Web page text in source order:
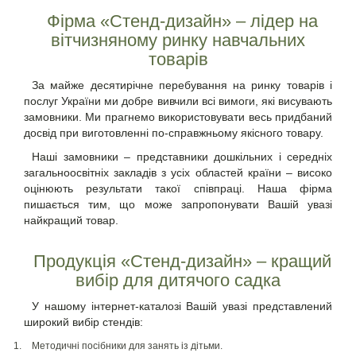
Фірма «Стенд-дизайн» – лідер на
вітчизняному ринку навчальних
товарів
За майже десятирічне перебування на ринку товарів і
послуг України ми добре вивчили всі вимоги, які висувають
замовники. Ми прагнемо використовувати весь придбаний
досвід при виготовленні по-справжньому якісного товару.
Наші замовники – представники дошкільних і середніх
загальноосвітніх закладів з усіх областей країни – високо
оцінюють результати такої співпраці. Наша фірма
пишається тим, що може запропонувати Вашій увазі
найкращий товар.
Продукція «Стенд-дизайн» – кращий
вибір для дитячого садка
У нашому інтернет-каталозі Вашій увазі представлений
широкий вибір стендів:
Методичні посібники для занять із дітьми.